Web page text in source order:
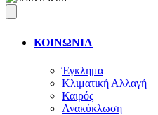
ΚΟΙΝΩΝΙΑ
Έγκλημα
Κλιματική Αλλαγή
Καιρός
Ανακύκλωση